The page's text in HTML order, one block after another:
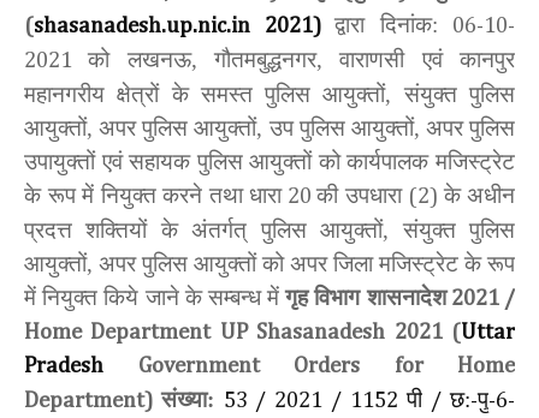
(shasanadesh.up.nic.in 2021) द्वारा दिनांक:
06-10-
2021को लखनऊ, गौतमबुद्धनगर, वाराणसी एवं कानपुर
महानगरीय क्षेत्रों के समस्त पुलिस आयुक्तों, संयुक्त पुलिस
आयुक्तों, अपर पुलिस आयुक्तों, उप पुलिस आयुक्तों, अपर पुलिस
उपायुक्तों एवं सहायक पुलिस आयुक्तों को कार्यपालक मजिस्ट्रेट
के रूप में नियुक्त करने तथा धारा20 की उपधारा (2) के अधीन
प्रदत्त शक्तियों के अंतर्गत् पुलिस आयुक्तों, संयुक्त पुलिस
आयुक्तों, अपर पुलिस आयुक्तों को अपर जिला मजिस्ट्रेट के रूप
में नियुक्त किये जाने के सम्बन्ध मेंगृह विभाग शासनादेश2021 /
Home Department UP Shasanadesh 2021 ( Uttar
Pradesh Government Orders for Home
Department)संख्या: 53 / 2021 / 1152 पी /छ:-पु-6-